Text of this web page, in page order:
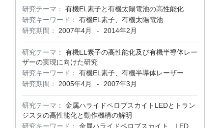
研究テーマ：
有機EL素子と有機太陽電池の高性能化
研究キーワード：
有機EL素子、有機太陽電池
研究期間：
2007年4月 - 2014年2月
研究テーマ：
有機EL素子の高性能化及び有機半導体レー
ザーの実現に向けた研究
研究キーワード：
有機EL素子、有機半導体レーザー
研究期間：
2005年4月 - 2007年3月
研究テーマ：
金属ハライドペロブスカイトLEDとトラン
ジスタの高性能化と動作機構の解明
研究キーワード：
金属ハライドペロブスカイト、LED、